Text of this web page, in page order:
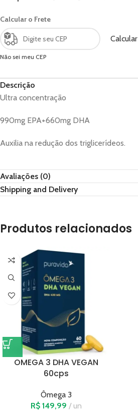
Calcular o Frete
Calcular
Não sei meu CEP
Descrição
Ultra concentração
990mg EPA+660mg DHA
Auxilia na redução dos triglicerídeos.
Avaliações (0)
Shipping and Delivery
Produtos relacionados
OMEGA 3 DHA VEGAN
60cps
Ômega 3
R$ 149,99
un